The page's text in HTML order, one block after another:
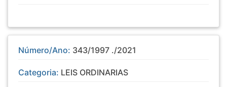
Número/Ano: 343/1997 ./2021
Categoria: LEIS ORDINARIAS